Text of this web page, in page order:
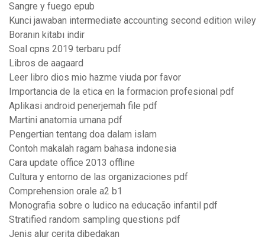
Sangre y fuego epub
Kunci jawaban intermediate accounting second edition wiley
Boranın kitabı indir
Soal cpns 2019 terbaru pdf
Libros de aagaard
Leer libro dios mio hazme viuda por favor
Importancia de la etica en la formacion profesional pdf
Aplikasi android penerjemah file pdf
Martini anatomia umana pdf
Pengertian tentang doa dalam islam
Contoh makalah ragam bahasa indonesia
Cara update office 2013 offline
Cultura y entorno de las organizaciones pdf
Comprehension orale a2 b1
Monografia sobre o ludico na educação infantil pdf
Stratified random sampling questions pdf
Jenis alur cerita dibedakan